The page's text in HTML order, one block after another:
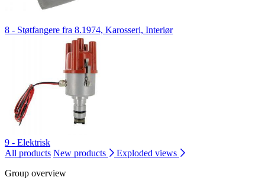
8 - Støtfangere fra 8.1974, Karosseri, Interiør
9 - Elektrisk
All products New products
Exploded views
Group overview